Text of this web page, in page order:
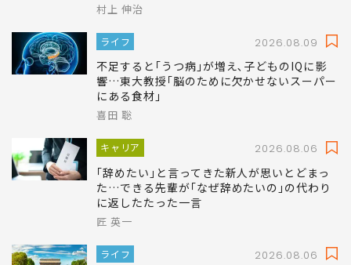
村上 伸治
ライフ 2026.08.09
不足すると｢うつ病｣が増え､子どものIQに影
響…東大教授｢脳のために欠かせないスーパー
にある食材｣
喜田 聡
キャリア 2026.08.06
｢辞めたい｣と言ってきた新人が思いとどまっ
た…できる先輩が｢なぜ辞めたいの｣の代わり
に返したたった一言
匠 英一
ライフ 2026.08.06